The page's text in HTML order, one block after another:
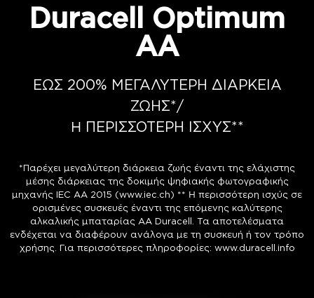
Duracell Optimum
AA
ΕΩΣ 200% ΜΕΓΑΛΥΤΕΡΗ ΔΙΑΡΚΕΙΑ
ΖΩΗΣ*/
Ή ΠΕΡΙΣΣΟΤΕΡΗ ΙΣΧΥΣ**
*Παρέχει μεγαλύτερη διάρκεια ζωής έναντι της ελάχιστης
μέσης διάρκειας της δοκιμής ψηφιακής φωτογραφικής
μηχανής IEC AA 2015 (www.iec.ch) ** Ή περισσότερη ισχύς σε
ορισμένες συσκευές έναντι της επόμενης καλύτερης
αλκαλικής μπαταρίας AA Duracell. Τα αποτελέσματα
ενδέχεται να διαφέρουν ανάλογα με τη συσκευή ή τον τρόπο
χρήσης. Για περισσότερες πληροφορίες: www.duracell.info